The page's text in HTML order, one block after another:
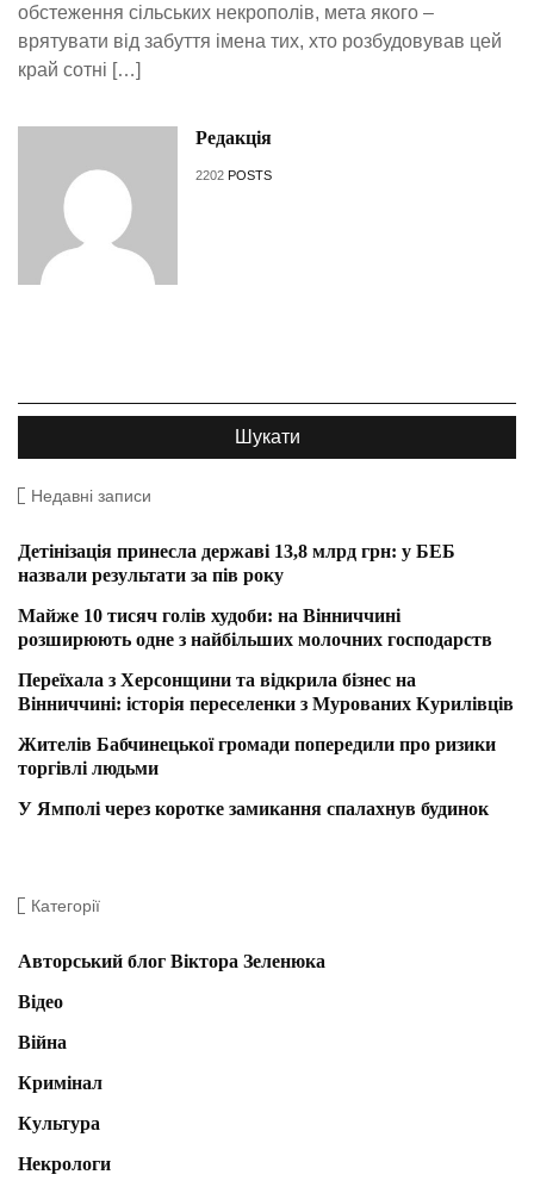
обстеження сільських некрополів, мета якого –
врятувати від забуття імена тих, хто розбудовував цей
край сотні […]
Редакція
2202 POSTS
Недавні записи
Детінізація принесла державі 13,8 млрд грн: у БЕБ
назвали результати за пів року
Майже 10 тисяч голів худоби: на Вінниччині
розширюють одне з найбільших молочних господарств
Переїхала з Херсонщини та відкрила бізнес на
Вінниччині: історія переселенки з Мурованих Курилівців
Жителів Бабчинецької громади попередили про ризики
торгівлі людьми
У Ямполі через коротке замикання спалахнув будинок
Категорії
Авторський блог Віктора Зеленюка
Відео
Війна
Кримінал
Культура
Некрологи